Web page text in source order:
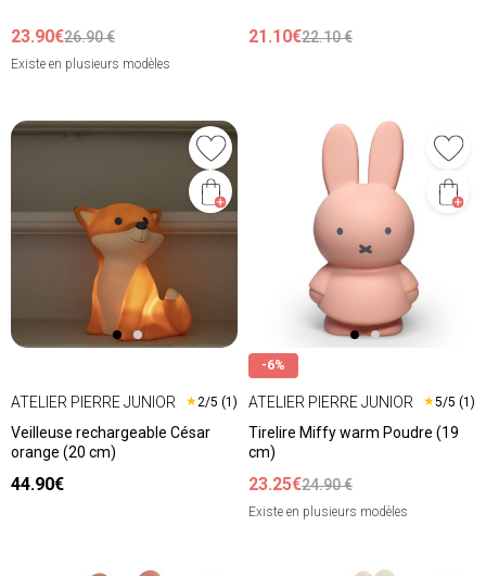
23.90€26.90 €
Existe en plusieurs modèles
21.10€22.10 €
ATELIER PIERRE JUNIOR ★2/5 (1)
Veilleuse rechargeable César
orange (20 cm)
44.90€
-6%
ATELIER PIERRE JUNIOR ★5/5 (1)
Tirelire Miffy warm Poudre (19
cm)
23.25€24.90 €
Existe en plusieurs modèles